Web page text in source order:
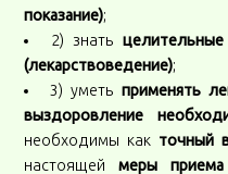
показание);
2) знать целительные
(лекарствоведение);
3) уметьприменять
выздоровление
необходимы как точный
настоящеймеры